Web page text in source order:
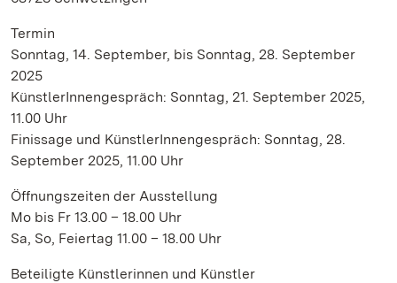
Termin
Sonntag, 14. September, bis Sonntag, 28. September
2025
KünstlerInnengespräch: Sonntag, 21. September 2025,
11.00 Uhr
Finissage und KünstlerInnengespräch: Sonntag, 28.
September 2025, 11.00 Uhr
Öffnungszeiten der Ausstellung
Mo bis Fr 13.00 – 18.00 Uhr
Sa, So, Feiertag 11.00 – 18.00 Uhr
Beteiligte Künstlerinnen und Künstler